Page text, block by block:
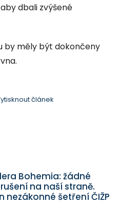
dbali zvýšené
by měly být dokončeny
článek
Bohemia: žádné
na naší straně.
nezákonné šetření ČIŽP